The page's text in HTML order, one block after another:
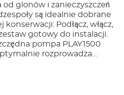
glonów i zanieczyszczeń
są idealnie dobrane
Podłącz, włącz,
pompa PLAY1500
rozprowadza
Zawartość